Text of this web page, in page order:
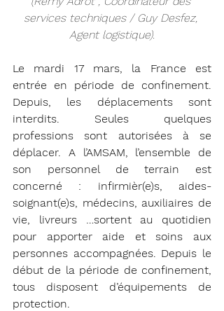
services techniques / Guy Desfez,
Agent logistique).
Le mardi 17 mars, la France est
entrée en période de confinement.
Depuis, les déplacements sont
interdits. Seules quelques
professions sont autorisées à se
déplacer. A l’AMSAM, l’ensemble de
son personnel de terrain est
concerné : infirmièr(e)s, aides-
soignant(e)s, médecins, auxiliaires de
vie, livreurs …sortent au quotidien
pour apporter aide et soins aux
personnes accompagnées. Depuis le
début de la période de confinement,
tous disposent d’équipements de
protection.